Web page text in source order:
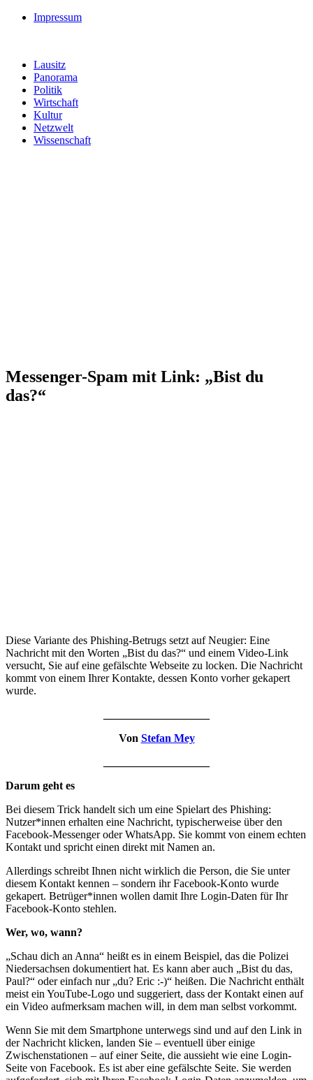
Impressum
Lausitz
Panorama
Politik
Wirtschaft
Kultur
Netzwelt
Wissenschaft
Messenger-Spam mit Link: „Bist du
das?“
Diese Variante des Phishing-Betrugs setzt auf Neugier: Eine
Nachricht mit den Worten „Bist du das?“ und einem Video-Link
versucht, Sie auf eine gefälschte Webseite zu locken. Die Nachricht
kommt von einem Ihrer Kontakte, dessen Konto vorher gekapert
wurde.
Von Stefan Mey
Darum geht es
Bei diesem Trick handelt sich um eine Spielart des Phishing:
Nutzer*innen erhalten eine Nachricht, typischerweise über den
Facebook-Messenger oder WhatsApp. Sie kommt von einem echten
Kontakt und spricht einen direkt mit Namen an.
Allerdings schreibt Ihnen nicht wirklich die Person, die Sie unter
diesem Kontakt kennen – sondern ihr Facebook-Konto wurde
gekapert. Betrüger*innen wollen damit Ihre Login-Daten für Ihr
Facebook-Konto stehlen.
Wer, wo, wann?
„Schau dich an Anna“ heißt es in einem Beispiel, das die Polizei
Niedersachsen dokumentiert hat. Es kann aber auch „Bist du das,
Paul?“ oder einfach nur „du? Eric :-)“ heißen. Die Nachricht enthält
meist ein YouTube-Logo und suggeriert, dass der Kontakt einen auf
ein Video aufmerksam machen will, in dem man selbst vorkommt.
Wenn Sie mit dem Smartphone unterwegs sind und auf den Link in
der Nachricht klicken, landen Sie – eventuell über einige
Zwischenstationen – auf einer Seite, die aussieht wie eine Login-
Seite von Facebook. Es ist aber eine gefälschte Seite. Sie werden